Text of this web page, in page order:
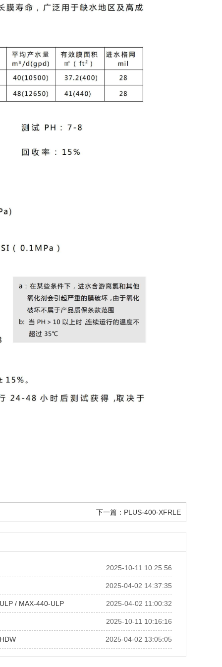
下一篇： PLUS-400-XFRLE
2025-10-11 10:25:56
2025-04-02 14:37:35
2025-04-02 11:00:32
/ MAX-440-ULP
2025-10-11 10:16:16
2025-04-02 13:05:05